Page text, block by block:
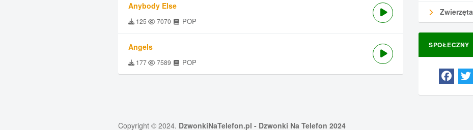
Zwierzęta
SPOŁECZNY
Anybody Else
125 7070 POP
Angels
177 7589 POP
Copyright © 2024. DzwonkiNaTelefon.pl - Dzwonki Na Telefon 2024